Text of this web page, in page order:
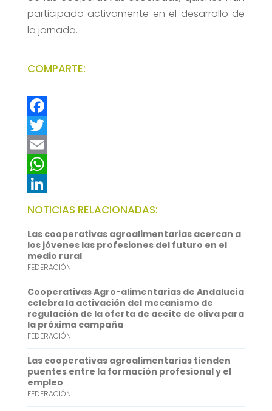
participado activamente en el desarrollo de
la jornada.
COMPARTE:
F
a
c
e
b
o
o
k
T
w
t
t
e
r
E
m
a
i
l
W
h
a
t
s
A
p
p
L
i
n
k
e
d
I
n
NOTICIAS RELACIONADAS:
Las cooperativas agroalimentarias acercan a
los jóvenes las profesiones del futuro en el
medio rural
FEDERACIÓN
Cooperativas Agro-alimentarias de Andalucía
celebra la activación del mecanismo de
regulación de la oferta de aceite de oliva para
la próxima campaña
FEDERACIÓN
Las cooperativas agroalimentarias tienden
puentes entre la formación profesional y el
empleo
FEDERACIÓN